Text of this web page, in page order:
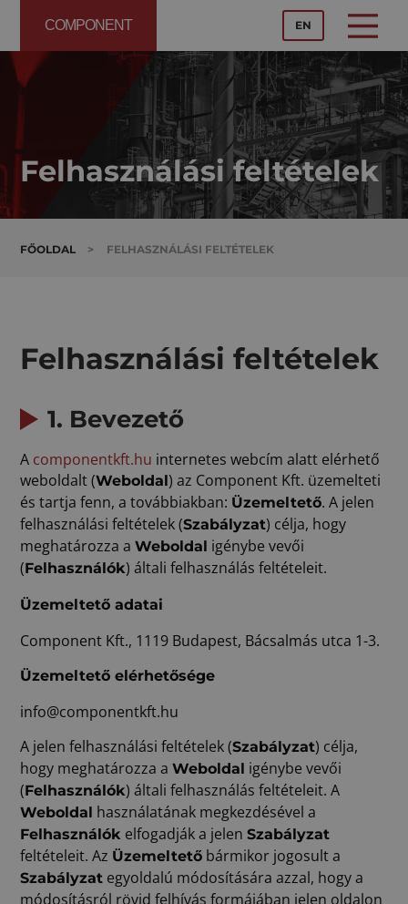
COMPONENT EN
Felhasználási feltételek
FŐOLDAL > FELHASZNÁLÁSI FELTÉTELEK
Felhasználási feltételek
1. Bevezető
A componentkft.hu internetes webcím alatt elérhető
weboldalt (Weboldal) az Component Kft. üzemelteti
és tartja fenn, a továbbiakban: Üzemeltető. A jelen
felhasználási feltételek (Szabályzat) célja, hogy
meghatározza aWeboldal igénybe vevői
(Felhasználók) általi felhasználás feltételeit.
Üzemeltető adatai
Component Kft., 1119 Budapest, Bácsalmás utca 1-3.
Üzemeltető elérhetősége
info@componentkft.hu
A jelen felhasználási feltételek (Szabályzat) célja,
hogy meghatározza aWeboldal igénybe vevői
(Felhasználók) általi felhasználás feltételeit. A
Weboldal használatának megkezdésével a
Felhasználók elfogadják a jelenSzabályzat
feltételeit. Az Üzemeltető bármikor jogosult a
Szabályzat egyoldalú módosítására azzal, hogy a
módosításról rövid felhívás formájában jelen oldalon